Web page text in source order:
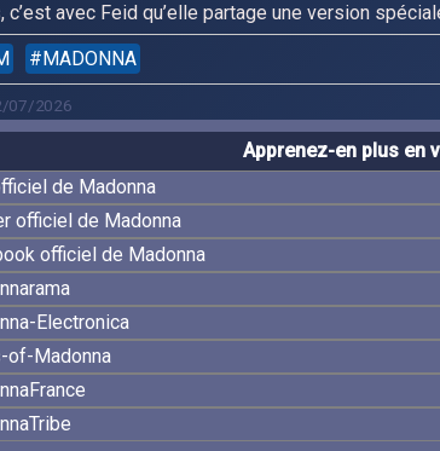
c’est avec Feid qu’elle partage une version
MADONNA
07/2026
Apprenez-en plus en
de Madonna
officiel de Madonna
officiel de Madonna
Electronica
of-Madonna